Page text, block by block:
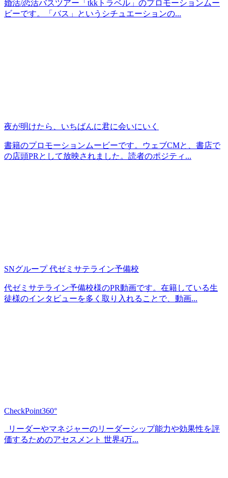
婚活/恋活バスツアー「tkkトラベル」のプロモーションムー
ビーです。「バス」というシチュエーションの...
夜が明けたら、いちばんに君に会いにいく
書籍のプロモーションムービーです。ウェブCMと、書店で
の店頭PRとして放映されました。読者のポジティ...
SNグループ 代ゼミサテライン予備校
代ゼミサテライン予備校様のPR動画です。在籍している生
徒様のインタビューを多く取り入れることで、動画...
CheckPoint360°
リーダーやマネジャーのリーダーシップ能力や効果性を評
価するためのアセスメント 世界4万...